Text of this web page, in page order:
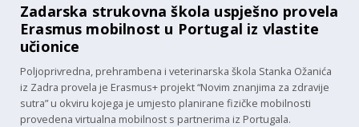
Zadarska strukovna škola uspješno provela
Erasmus mobilnost u Portugal iz vlastite
učionice
Poljoprivredna, prehrambena i veterinarska škola Stanka Ožanića
iz Zadra provela je Erasmus+ projekt “Novim znanjima za zdravije
sutra” u okviru kojega je umjesto planirane fizičke mobilnosti
provedena virtualna mobilnost s partnerima iz Portugala.